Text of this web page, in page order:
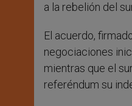
a la rebelión del
El acuerdo,
negociaciones
mientras que el
referéndum su